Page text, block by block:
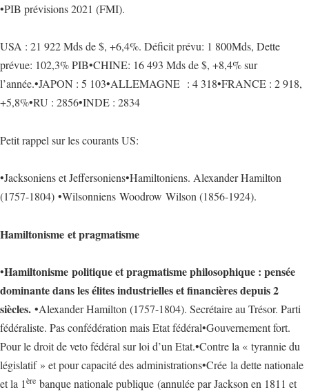
•PIB prévisions 2021 (FMI).
USA : 21 922 Mds de $, +6,4%. Déficit prévu: 1 800Mds, Dette
prévue: 102,3% PIB•CHINE: 16 493 Mds de $, +8,4% sur
l’année.•JAPON : 5 103•ALLEMAGNE : 4 318•FRANCE : 2 918,
+5,8%•RU : 2856•INDE : 2834
Petit rappel sur les courants US:
•Jacksoniens et Jeffersoniens•Hamiltoniens. Alexander Hamilton
(1757-1804) •Wilsonniens Woodrow Wilson (1856-1924).
Hamiltonisme et pragmatisme
•Hamiltonisme politique et pragmatisme philosophique : pensée
dominante dans les élites industrielles et financières depuis 2
siècles. •Alexander Hamilton (1757-1804). Secrétaire au Trésor. Parti
fédéraliste. Pas confédération mais Etat fédéral•Gouvernement fort.
Pour le droit de veto fédéral sur loi d’un Etat.•Contre la « tyrannie du
législatif » et pour capacité des administrations•Crée la dette nationale
et la 1ère banque nationale publique (annulée par Jackson en 1811 et